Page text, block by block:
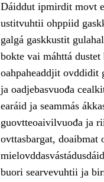
Dáiddut ipmirdit movt
ustitvuhtii ohppiid
galgá gaskkustit
bokte vai máhttá
oahpaheaddjit ovddidit
ja oadjebasvuođa
earáid ja seammás
guovtteoaivilvuođa ja
ovttasbargat, doaibmat
buori searvevuhtii ja